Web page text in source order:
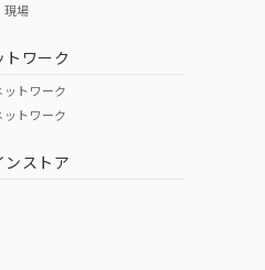
O
現場
トワーク
トワーク
トワーク
ンストア